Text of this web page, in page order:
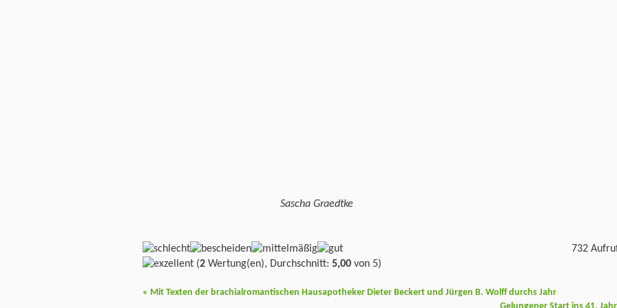
Sascha Graedtke
(2 Wertung(en), Durchschnitt: 5,00 von 5)
732
« Mit Texten der brachialromantischen Hausapotheker Dieter Beckert und Jürgen B. Wolff durchs Jahr